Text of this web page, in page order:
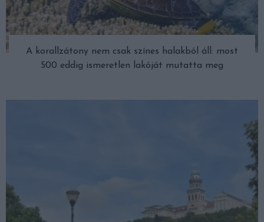
A korallzátony nem csak színes halakból áll: most
500 eddig ismeretlen lakóját mutatta meg